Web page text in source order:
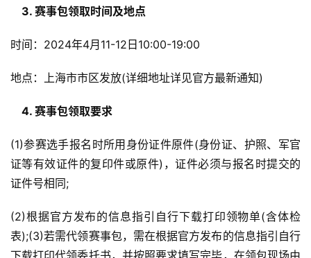
3. 赛事包领取时间及地点
时间：2024年4月11-12日10:00-19:00
地点：上海市市区发放(详细地址详见官方最新通知)
4. 赛事包领取要求
(1)参赛选手报名时所用身份证件原件(身份证、护照、军官
证等有效证件的复印件或原件)，证件必须与报名时提交的
证件号相同;
(2)根据官方发布的信息指引自行下载打印领物单(含体检
表);(3)若需代领赛事包，需在根据官方发布的信息指引自行